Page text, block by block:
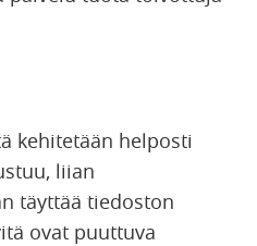
kehitetään helposti
liian
täyttää tiedoston
ovat puuttuva